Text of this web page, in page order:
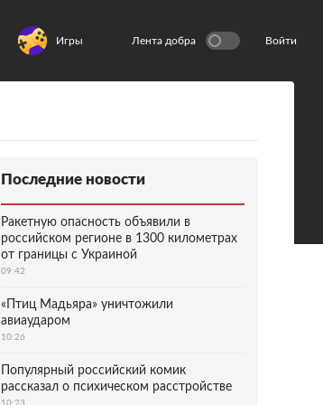
Игры Лента добра Войти
Последние новости
Ракетную опасность объявили в
российском регионе в 1300 километрах
от границы с Украиной
09:42
«Птиц Мадьяра» уничтожили
авиаударом
10:26
Популярный российский комик
рассказал о психическом расстройстве
10:23